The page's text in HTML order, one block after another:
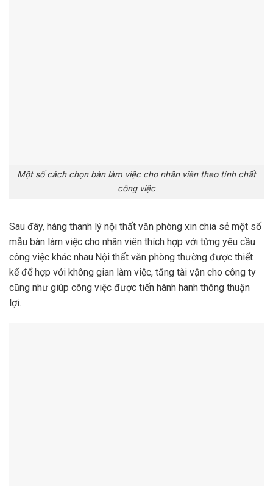
Một số cách chọn bàn làm việc cho nhân viên theo tính chất
công việc
Sau đây, hàng thanh lý nội thất văn phòng xin chia sẻ một số
mẫu bàn làm việc cho nhân viên thích hợp với từng yêu cầu
công việc khác nhau.Nội thất văn phòng thường được thiết
kế để hợp với không gian làm việc, tăng tài vận cho công ty
cũng như giúp công việc được tiến hành hanh thông thuận
lợi.